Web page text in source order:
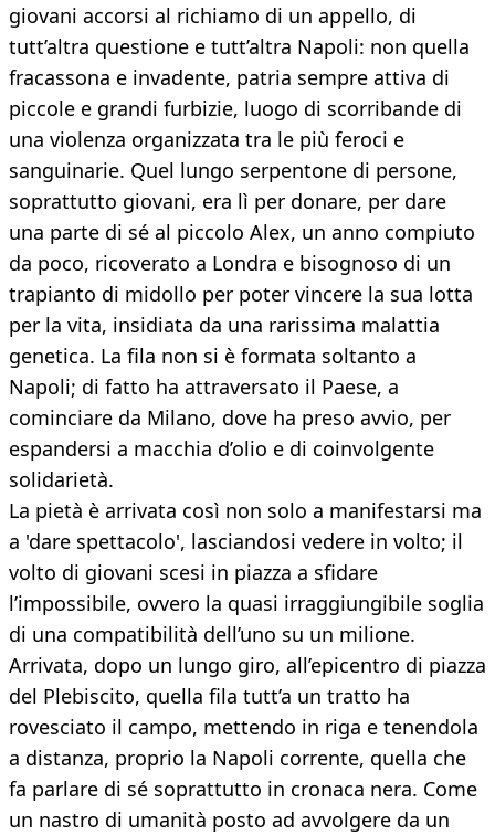
giovani accorsi al richiamo di un appello, di
tutt’altra questione e tutt’altra Napoli: non quella
fracassona e invadente, patria sempre attiva di
piccole e grandi furbizie, luogo di scorribande di
una violenza organizzata tra le più feroci e
sanguinarie. Quel lungo serpentone di persone,
soprattutto giovani, era lì per donare, per dare
una parte di sé al piccolo Alex, un anno compiuto
da poco, ricoverato a Londra e bisognoso di un
trapianto di midollo per poter vincere la sua lotta
per la vita, insidiata da una rarissima malattia
genetica. La fila non si è formata soltanto a
Napoli; di fatto ha attraversato il Paese, a
cominciare da Milano, dove ha preso avvio, per
espandersi a macchia d’olio e di coinvolgente
solidarietà.
La pietà è arrivata così non solo a manifestarsi ma
a 'dare spettacolo', lasciandosi vedere in volto; il
volto di giovani scesi in piazza a sfidare
l’impossibile, ovvero la quasi irraggiungibile soglia
di una compatibilità dell’uno su un milione.
Arrivata, dopo un lungo giro, all’epicentro di piazza
del Plebiscito, quella fila tutt’a un tratto ha
rovesciato il campo, mettendo in riga e tenendola
a distanza, proprio la Napoli corrente, quella che
fa parlare di sé soprattutto in cronaca nera. Come
un nastro di umanità posto ad avvolgere da un